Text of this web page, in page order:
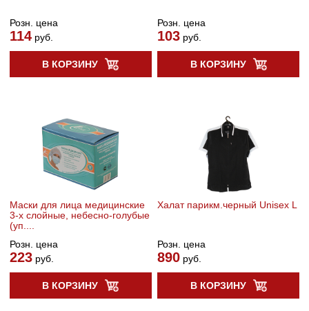
Розн. цена
114руб.
В КОРЗИНУ
Розн. цена
103 руб.
В КОРЗИНУ
Маски для лица медицинские
3-х слойные, небесно-голубые
(уп....
Розн. цена
223руб.
В КОРЗИНУ
Халат парикм.черный Unisex L
Розн. цена
890 руб.
В КОРЗИНУ